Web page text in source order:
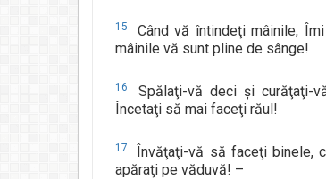
15
Când vă întindeţi mâinile,
mâinile vă sunt pline de sânge!
16
Spălaţi-vă deci şi curăţaţi-
Încetaţi să mai faceţi răul!
17
Învăţaţi-vă să faceţi binele,
apăraţi pe văduvă! –